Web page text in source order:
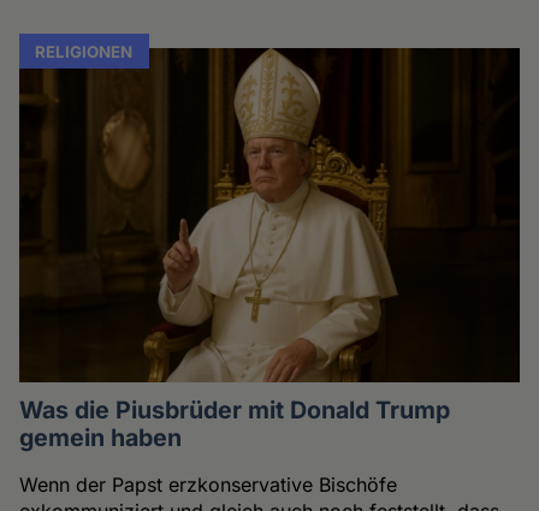
RELIGIONEN
Was die Piusbrüder mit Donald Trump
gemein haben
Wenn der Papst erzkonservative Bischöfe